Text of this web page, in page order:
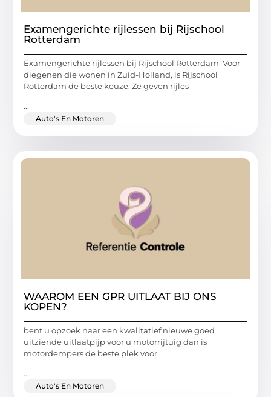
Examengerichte rijlessen bij Rijschool
Rotterdam
Examengerichte rijlessen bij Rijschool Rotterdam Voor
diegenen die wonen in Zuid-Holland, is Rijschool
Rotterdam de beste keuze. Ze geven rijles
...
Auto's En Motoren
WAAROM EEN GPR UITLAAT BIJ ONS
KOPEN?
bent u opzoek naar een kwalitatief nieuwe goed
uitziende uitlaatpijp voor u motorrijtuig dan is
motordempers de beste plek voor
...
Auto's En Motoren